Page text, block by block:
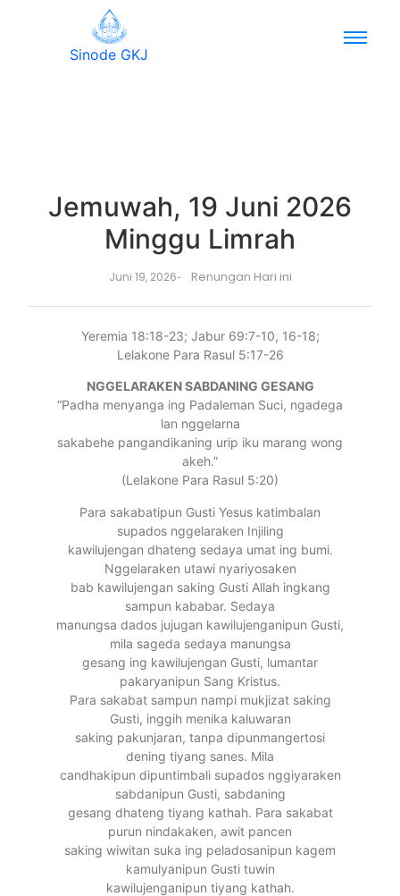
Sinode GKJ
Jemuwah, 19 Juni 2026
Minggu Limrah
Juni 19, 2026- Renungan Hari ini
Yeremia 18:18-23; Jabur 69:7-10, 16-18;
Lelakone Para Rasul 5:17-26
NGGELARAKEN SABDANING GESANG
“Padha menyanga ing Padaleman Suci, ngadega
lan nggelarna
sakabehe pangandikaning urip iku marang wong
akeh.”
(Lelakone Para Rasul 5:20)
Para sakabatipun Gusti Yesus katimbalan
supados nggelaraken Injiling
kawilujengan dhateng sedaya umat ing bumi.
Nggelaraken utawi nyariyosaken
bab kawilujengan saking Gusti Allah ingkang
sampun kababar. Sedaya
manungsa dados jujugan kawilujenganipun Gusti,
mila sageda sedaya manungsa
gesang ing kawilujengan Gusti, lumantar
pakaryanipun Sang Kristus.
Para sakabat sampun nampi mukjizat saking
Gusti, inggih menika kaluwaran
saking pakunjaran, tanpa dipunmangertosi
dening tiyang sanes. Mila
candhakipun dipuntimbali supados nggiyaraken
sabdanipun Gusti, sabdaning
gesang dhateng tiyang kathah. Para sakabat
purun nindakaken, awit pancen
saking wiwitan suka ing peladosanipun kagem
kamulyanipun Gusti tuwin
kawilujenganipun tiyang kathah.